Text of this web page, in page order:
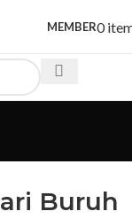
MEMBER0
Buruh